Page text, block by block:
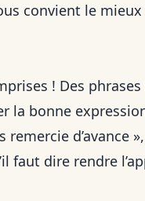
convient le
! Des
la bonne
d’avance
faut dire rendre